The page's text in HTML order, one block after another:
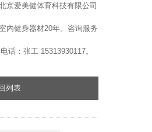
京爱美健体育科技有限公司
内健身器材20年。咨询服务
话：张工 15313930117。
列表